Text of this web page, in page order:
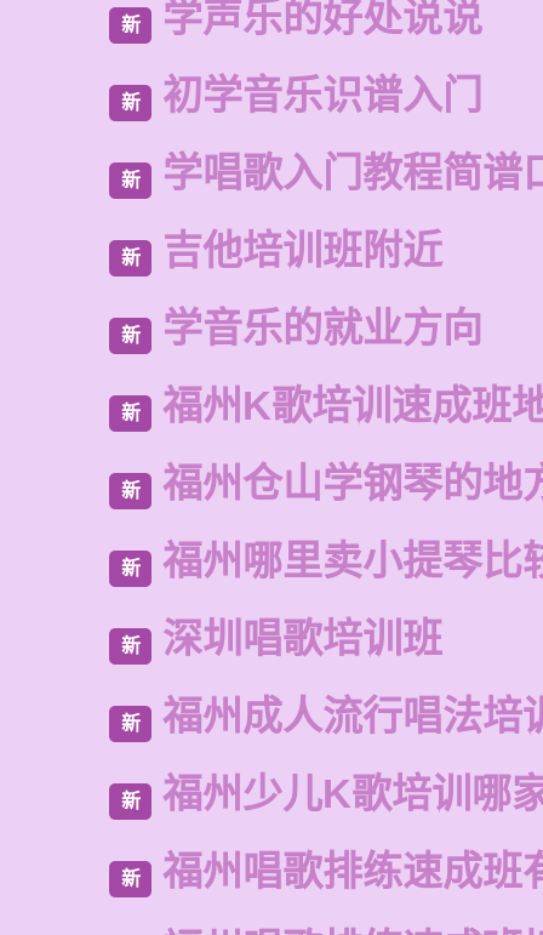
新 学声乐的好处说说
新 初学音乐识谱入门
新 学唱歌入门教程简谱
新 吉他培训班附近
新 学音乐的就业方向
新 福州K歌培训速成班
新 福州仓山学钢琴的地
新 福州哪里卖小提琴比
新 深圳唱歌培训班
新 福州成人流行唱法培
新 福州少儿K歌培训哪
新
福州唱歌排练速成班